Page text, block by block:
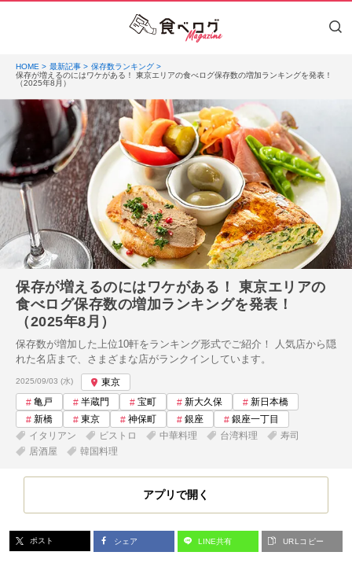
HOME 最新記事
保存数ランキング
保存が増えるのにはワケがある！ 東京エリアの食べログ保存数の増加ランキングを発表！
（2025年8月）
保存が増えるのにはワケがある！ 東京エリアの
食べログ保存数の増加ランキングを発表！
（2025年8月）
保存数が増加した上位10軒をランキング形式でご紹介！ 人気店から隠
れた名店まで、さまざまな店がランクインしています。
投稿日:
2025/09/03 (水)
東京
亀戸
半蔵門 宝町 新大久保
新日本橋
新橋
東京 神保町 銀座
銀座一丁目
イタリアン
ビストロ 中華料理 台湾料理
寿司
居酒屋
韓国料理
アプリで開く
ポスト シェア LINE共有 URLコピー